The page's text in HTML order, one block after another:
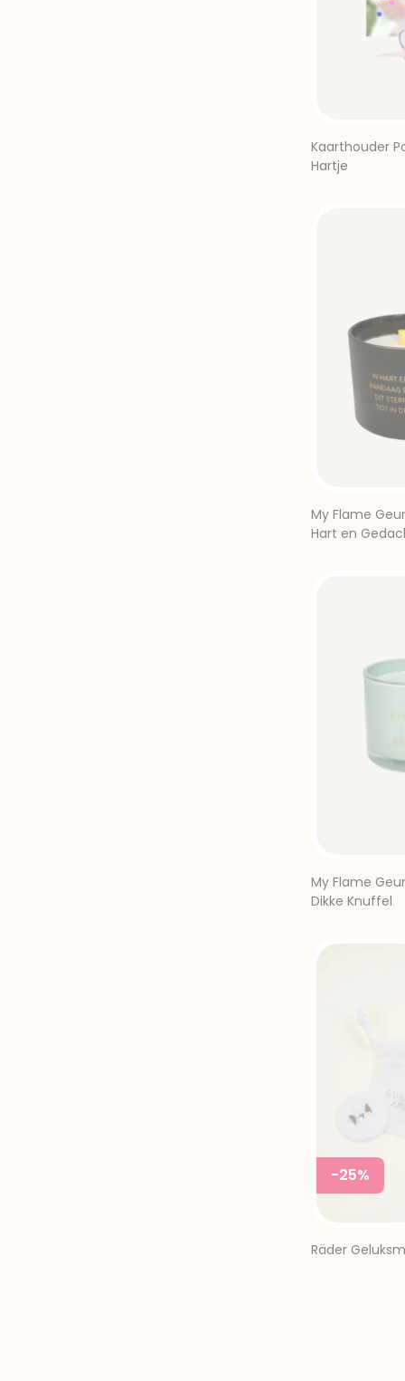
Kaarthouder
Hartje
My Flame
Hart en
My Flame
Dikke Knuffel
-25%
Räder